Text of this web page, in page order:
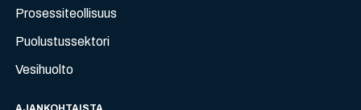
Prosessiteollisuus
Puolustussektori
Vesihuolto